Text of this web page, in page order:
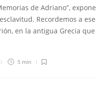
de Adriano”, expone
Recordemos a ese
en la antigua Grecia que
5 min